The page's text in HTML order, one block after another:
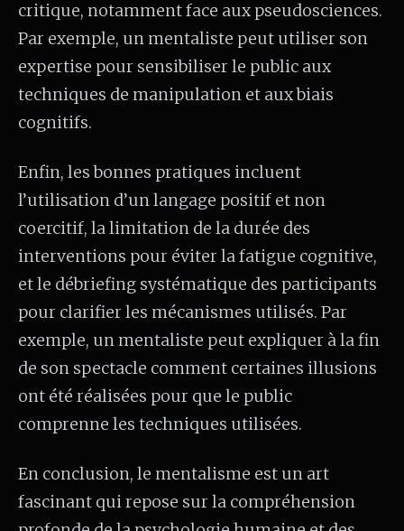
critique, notamment face aux pseudosciences.
Par exemple, un mentaliste peut utiliser son
expertise pour sensibiliser le public aux
techniques de manipulation et aux biais
cognitifs.
Enfin, les bonnes pratiques incluent
l’utilisation d’un langage positif et non
coercitif, la limitation de la durée des
interventions pour éviter la fatigue cognitive,
et le débriefing systématique des participants
pour clarifier les mécanismes utilisés. Par
exemple, un mentaliste peut expliquer à la fin
de son spectacle comment certaines illusions
ont été réalisées pour que le public
comprenne les techniques utilisées.
En conclusion, le mentalisme est un art
fascinant qui repose sur la compréhension